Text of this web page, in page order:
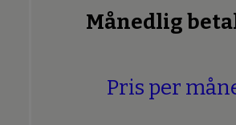
Månedlig
Pris per